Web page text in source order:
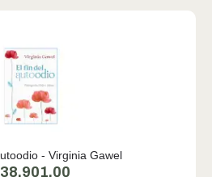
- Virginia Gawel
38.901,00